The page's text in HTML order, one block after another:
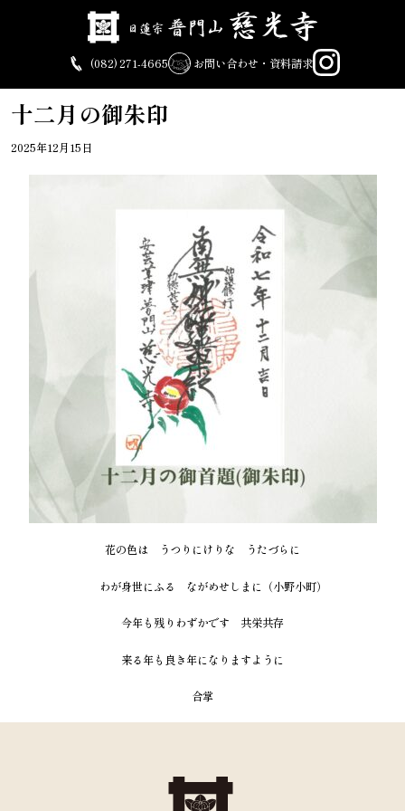
(082) 271-4665
お問い合わせ・資料請求
十二月の御朱印
2025年12月15日
花の色は うつりにけりな うたづらに
わが身世にふる ながめせしまに（小野小町）
今年も残りわずかです 共栄共存
来る年も良き年になりますように
合掌